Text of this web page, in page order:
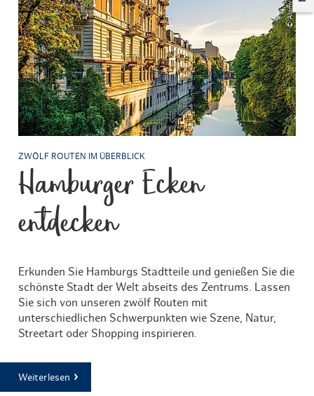
ZWÖLF ROUTEN IM ÜBERBLICK
Hamburger Ecken
entdecken
Erkunden Sie Hamburgs Stadtteile und genießen Sie die
schönste Stadt der Welt abseits des Zentrums. Lassen
Sie sich von unseren zwölf Routen mit
unterschiedlichen Schwerpunkten wie Szene, Natur,
Streetart oder Shopping inspirieren.
Weiterlesen